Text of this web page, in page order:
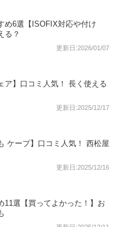
め6選【ISOFIX対応や付け
る？
更新日:2026/01/07
ア】口コミ人気！ 長く使える
更新日:2025/12/17
ケープ】口コミ人気！ 西松屋
更新日:2025/12/16
11選【買ってよかった！】お